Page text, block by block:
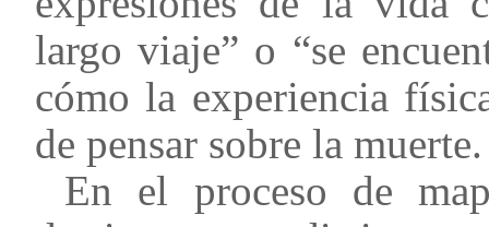
largo viaje” o “se
cómo la experiencia
de pensar sobre la muerte.
En el proceso de